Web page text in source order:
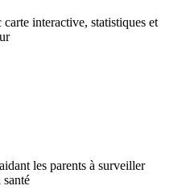
interactive, statistiques et
les parents à surveiller